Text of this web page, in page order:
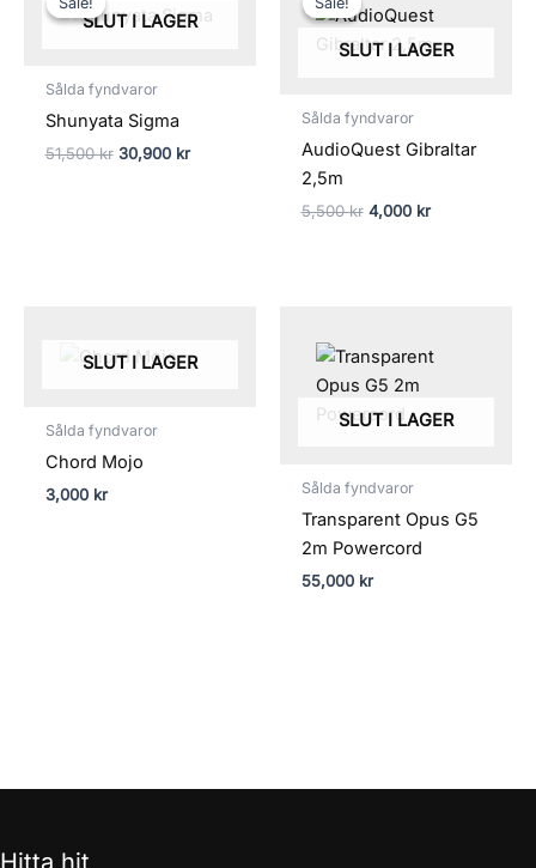
SLUT I LAGER
Sålda fyndvaror
Shunyata Sigma
51,500kr
priset
30,900 kr
priset
SLUT I LAGER
Sålda fyndvaror
AudioQuest Gibraltar
2,5m
5,500kr
priset
var:
5,500 kr.
4,000 kr
priset
4,000 kr.
SLUT I LAGER
Sålda fyndvaror
Chord Mojo
3,000 kr
SLUT I LAGER
Sålda fyndvaror
Transparent Opus G5
2m Powercord
55,000 kr
Hitta hit